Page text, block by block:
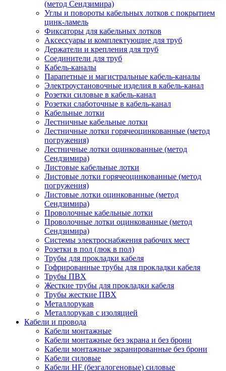
(метод Сендзимира)
Углы и повороты кабельных лотков с покрытием
цинк-ламель
Фиксаторы для кабельных лотков
Аксессуары и комплектующие для труб
Держатели и крепления для труб
Соединители для труб
Кабель-каналы
Парапетные и магистральные кабель-каналы
Электроустановочные изделия в кабель-канал
Розетки силовые в кабель-канал
Розетки слаботочные в кабель-канал
Кабельные лотки
Лестничные кабельные лотки
Лестничные лотки горячеоцинкованные (метод
погружения)
Лестничные лотки оцинкованные (метод
Сендзимира)
Листовые кабельные лотки
Листовые лотки горячеоцинкованные (метод
погружения)
Листовые лотки оцинкованные (метод
Сендзимира)
Проволочные кабельные лотки
Проволочные лотки оцинкованные (метод
Сендзимира)
Системы электроснабжения рабочих мест
Розетки в пол (люк в пол)
Трубы для прокладки кабеля
Гофрированные трубы для прокладки кабеля
Трубы ПВХ
Жесткие трубы для прокладки кабеля
Трубы жесткие ПВХ
Металлорукав
Металлорукав с изоляцией
Кабели и провода
Кабели монтажные
Кабели монтажные без экрана и без брони
Кабели монтажные экранированные без брони
Кабели силовые
Кабели HF (безгалогеновые) силовые